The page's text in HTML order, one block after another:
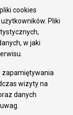
cookies
Pliki
w jaki
zapamiętywania
wizyty na
danych